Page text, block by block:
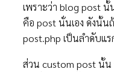
เพราะว่า blog post
คือ post นั่นเอง ดังนั้น
post.php เป็นลำดับแร
ส่วน custom post นั้น